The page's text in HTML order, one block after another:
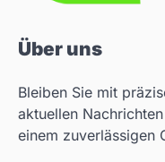
Über uns
Bleiben Sie mit
aktuellen
einem zuverlässigen